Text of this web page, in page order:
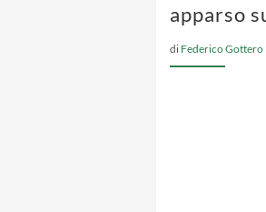
apparso
di Federico Gottero